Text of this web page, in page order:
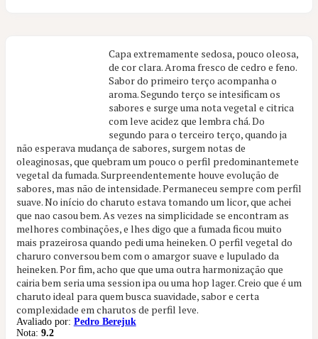
Capa extremamente sedosa, pouco oleosa,
de cor clara. Aroma fresco de cedro e feno.
Sabor do primeiro terço acompanha o
aroma. Segundo terço se intesificam os
sabores e surge uma nota vegetal e citrica
com leve acidez que lembra chá. Do
segundo para o terceiro terço, quando ja
não esperava mudança de sabores, surgem notas de
oleaginosas, que quebram um pouco o perfil predominantemete
vegetal da fumada. Surpreendentemente houve evolução de
sabores, mas não de intensidade. Permaneceu sempre com perfil
suave. No início do charuto estava tomando um licor, que achei
que nao casou bem. As vezes na simplicidade se encontram as
melhores combinações, e lhes digo que a fumada ficou muito
mais prazeirosa quando pedi uma heineken. O perfil vegetal do
charuro conversou bem com o amargor suave e lupulado da
heineken. Por fim, acho que que uma outra harmonização que
cairia bem seria uma session ipa ou uma hop lager. Creio que é um
charuto ideal para quem busca suavidade, sabor e certa
complexidade em charutos de perfil leve.
Avaliado por: Pedro Berejuk
Nota: 9.2